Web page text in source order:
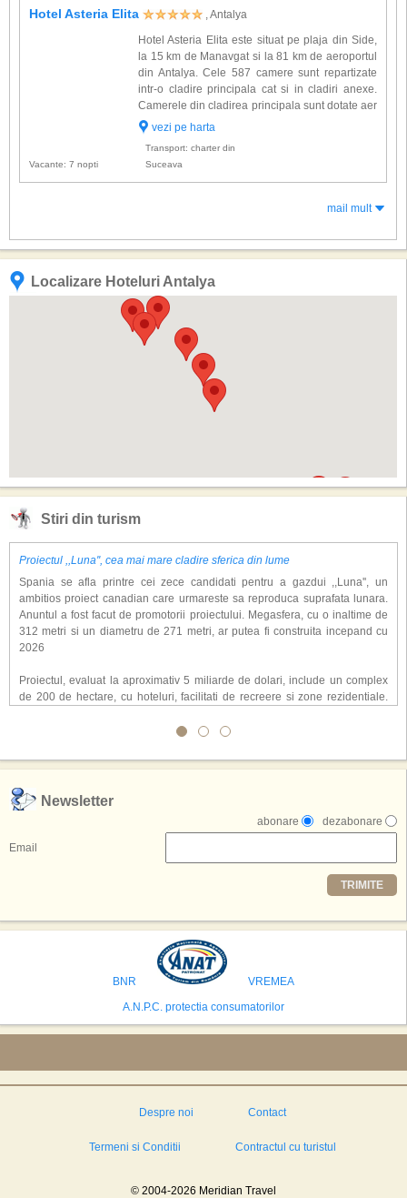
Hotel Asteria Elita
, Antalya
Hotel Asteria Elita este situat pe plaja din Side,
la 15 km de Manavgat si la 81 km de aeroportul
din Antalya. Cele 587 camere sunt repartizate
intr-o cladire principala cat si in cladiri anexe.
Camerele din cladirea principala sunt dotate aer
conditionat, TV satelit, telefon, minibar, seif,
vezi pe harta
Vacante: 7 nopti
Transport: charter din
Suceava
mail mult
Localizare Hoteluri Antalya
Stiri din turism
Proiectul ,,Luna'', cea mai mare cladire sferica din lume
Spania se afla printre cei zece candidati pentru a gazdui ,,Luna'', un
ambitios proiect canadian care urmareste sa reproduca suprafata lunara.
Anuntul a fost facut de promotorii proiectului. Megasfera, cu o inaltime de
312 metri si un diametru de 271 metri, ar putea fi construita incepand cu
2026
Proiectul, evaluat la aproximativ 5 miliarde de dolari, include un complex
de 200 de hectare, cu hoteluri, facilitati de recreere si zone rezidentiale.
atragerea a pana la 10 milioane de turisti anual. �Luna� ar putea deveni
exclusiv simularea suprafetei lunare.
,,Credem ca exista sanse mari sa anuntam nu doar o locatie, ci poate mai
multe'', a declarat Michael R. Henderson, cofondator al Moon World
Resorts, citat de Gulf News. Potrivit acestuia, 2026 ar putea deveni un an
decisiv pentru reali zarea proiectului.
Printre celelalte tari care concureaza pentru a gazdui aceasta constructie
se numara Australia, Brazilia, China, Egipt, India, Polonia, Thailanda,
avea cele mai mari sanse de a castiga licitatia. Totusi, Spania, care se
preconizeaza ca va deveni a doua cea mai vizitata tara din lume in 2025,
isi bazeaza oferta pe infrastructura turistica solida si capacitatea hoteliera."
Newsletter
dezabonare
abonare
Email
TRIMITE
BNR
VREMEA
A.N.P.C. protectia consumatorilor
Despre noi Contact
Termeni si Conditii Contractul cu turistul
© 2004-2026 Meridian Travel